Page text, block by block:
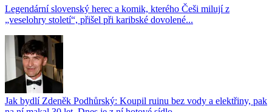
Legendární slovenský herec a komik, kterého Češi milují z
„veselohry století“, přišel při karibské dovolené...
Jak bydlí Zdeněk Podhůrský: Koupil ruinu bez vody a elektřiny, pak